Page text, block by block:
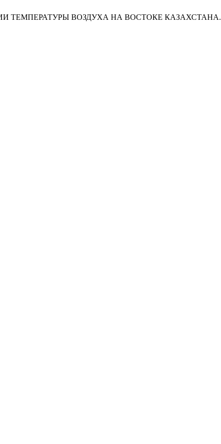
ТЕМПЕРАТУРЫ ВОЗДУХА НА ВОСТОКЕ КАЗАХСТАНА.